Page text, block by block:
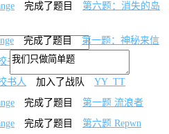
完成了题目
第六题：消失的岛
完成了题目
第一题：神秘来信
书人 退出了战队
书人 加入了战队
YY_TT
完成了题目
第一题 流浪者
完成了题目
第六题 Repwn